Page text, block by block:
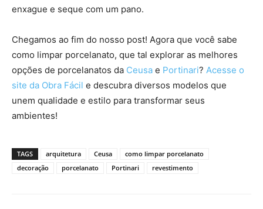
enxague e seque com um pano.
Chegamos ao fim do nosso post! Agora que você sabe
como limpar porcelanato, que tal explorar as melhores
opções de porcelanatos da Ceusa e Portinari? Acesse o
site da Obra Fácil e descubra diversos modelos que
unem qualidade e estilo para transformar seus
ambientes!
TAGS arquitetura Ceusa
como limpar porcelanato
decoração
porcelanato Portinari revestimento